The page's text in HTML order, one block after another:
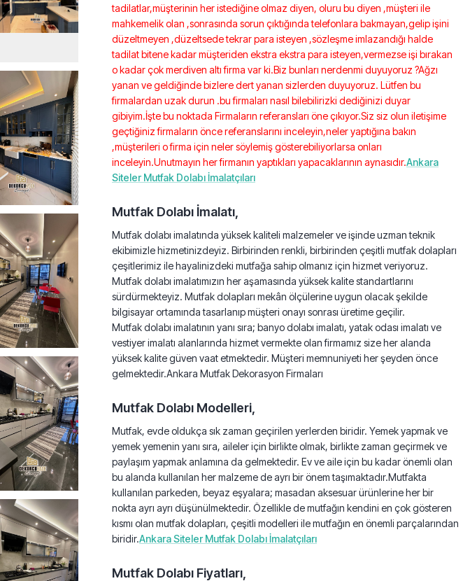
tadilatlar,müşterinin her istediğine olmaz diyen, oluru bu diyen ,müşteri ile
mahkemelik olan ,sonrasında sorun çıktığında telefonlara bakmayan,gelip işini
düzeltmeyen ,düzeltsede tekrar para isteyen ,sözleşme imlazandığı halde
tadilat bitene kadar müşteriden ekstra ekstra para isteyen,vermezse işi bırakan
o kadar çok merdiven altı firma var ki.Biz bunları nerdenmi duyuyoruz ?Ağzı
yanan ve geldiğinde bizlere dert yanan sizlerden duyuyoruz. Lütfen bu
firmalardan uzak durun .bu firmaları nasıl bilebilirizki dediğinizi duyar
gibiyim.İşte bu noktada Firmaların referansları öne çıkıyor.Siz siz olun iletişime
geçtiğiniz firmaların önce referanslarını inceleyin,neler yaptığına bakın
,müşterileri o firma için neler söylemiş gösterebiliyorlarsa onları
inceleyin.Unutmayın her firmanın yaptıkları yapacaklarının aynasıdır.Ankara
Siteler Mutfak Dolabı İmalatçıları
Mutfak Dolabı İmalatı,
Mutfak dolabı imalatında yüksek kaliteli malzemeler ve işinde uzman teknik
ekibimizle hizmetinizdeyiz. Birbirinden renkli, birbirinden çeşitli mutfak dolapları
çeşitlerimiz ile hayalinizdeki mutfağa sahip olmanız için hizmet veriyoruz.
Mutfak dolabı imalatımızın her aşamasında yüksek kalite standartlarını
sürdürmekteyiz. Mutfak dolapları mekân ölçülerine uygun olacak şekilde
bilgisayar ortamında tasarlanıp müşteri onayı sonrası üretime geçilir.
Mutfak dolabı imalatının yanı sıra; banyo dolabı imalatı, yatak odası imalatı ve
vestiyer imalatı alanlarında hizmet vermekte olan firmamız size her alanda
yüksek kalite güven vaat etmektedir. Müşteri memnuniyeti her şeyden önce
gelmektedir.Ankara Mutfak Dekorasyon Firmaları
Mutfak Dolabı Modelleri,
Mutfak, evde oldukça sık zaman geçirilen yerlerden biridir. Yemek yapmak ve
yemek yemenin yanı sıra, aileler için birlikte olmak, birlikte zaman geçirmek ve
paylaşım yapmak anlamına da gelmektedir. Ev ve aile için bu kadar önemli olan
bu alanda kullanılan her malzeme de ayrı bir önem taşımaktadır.Mutfakta
kullanılan parkeden, beyaz eşyalara; masadan aksesuar ürünlerine her bir
nokta ayrı ayrı düşünülmektedir. Özellikle de mutfağın kendini en çok gösteren
kısmı olan mutfak dolapları, çeşitli modelleri ile mutfağın en önemli parçalarından
biridir.Ankara Siteler Mutfak Dolabı İmalatçıları
Mutfak Dolabı Fiyatları,